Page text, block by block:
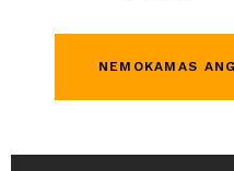
NEMOKAMAS